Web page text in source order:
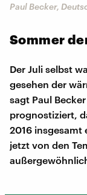
Paul Becker,
Sommer
Der Juli selbst
gesehen der
sagt Paul
prognostiziert,
2016 insgesamt
jetzt von den